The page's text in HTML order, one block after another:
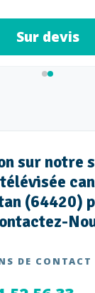
Sur devis
sur notre
(64420)
DE CONTACT